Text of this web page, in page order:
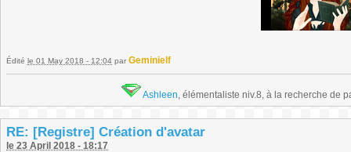
Édité le 01 May 2018 - 12:04 par Geminielf
Ashleen, élémentaliste niv.8, à la recherche de
RE: [Registre] Création d'avatar
le 23 April 2018 - 18:17